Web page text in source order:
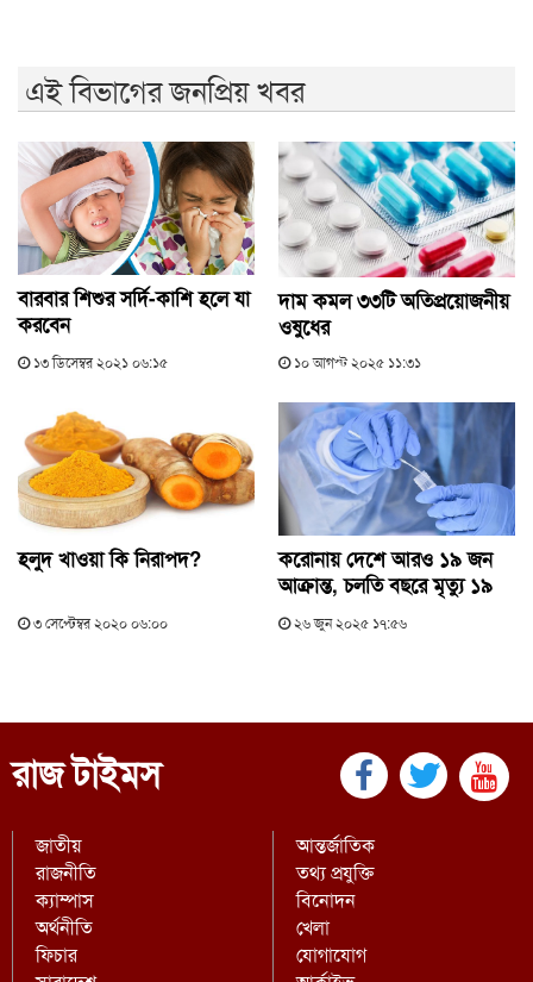
এই বিভাগের জনপ্রিয় খবর
বারবার শিশুর সর্দি-কাশি হলে যা
করবেন
১৩ ডিসেম্বর ২০২১ ০৬:১৫
দাম কমল ৩৩টি অতিপ্রয়োজনীয়
ওষুধের
১০ আগস্ট ২০২৫ ১১:৩১
হলুদ খাওয়া কি নিরাপদ?
৩ সেপ্টেম্বর ২০২০ ০৬:০০
করোনায় দেশে আরও ১৯ জন
আক্রান্ত, চলতি বছরে মৃত্যু ১৯
২৬ জুন ২০২৫ ১৭:৫৬
রাজ টাইমস
জাতীয়
রাজনীতি
আন্তর্জাতিক
তথ্য প্রযুক্তি
ক্যাম্পাস
অর্থনীতি
বিনোদন
খেলা
ফিচার
যোগাযোগ